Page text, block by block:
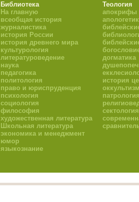
Библиотека
На главную
всеобщая история
журналистика
история России
история древнего мира
культурология
литературоведение
наука
педагогика
политология
право и юриспруденция
психология
социология
философия
художественная литература
Школьная литература
экономика и менеджмент
юмор
языкознание
Теология
апокрифы
догматика
история
оккультизм
патрология
сектология